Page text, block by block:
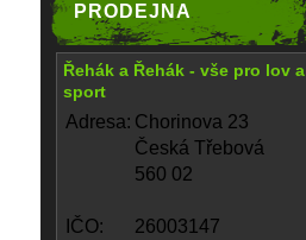
PRODEJNA
Řehák a Řehák - vše pro lov a
sport
Adresa: Chorinova 23
Česká Třebová
560 02
IČO:
26003147